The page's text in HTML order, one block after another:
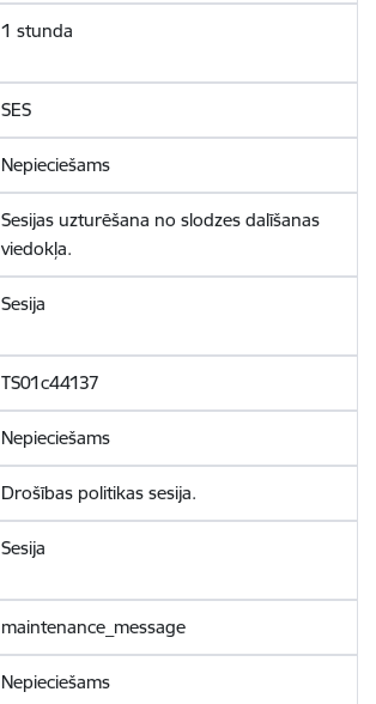
1 stunda
SES
Nepieciešams
Sesijas uzturēšana no slodzes dalīšanas
viedokļa.
Sesija
TS01c44137
Nepieciešams
Drošības politikas sesija.
Sesija
maintenance_message
Nepieciešams